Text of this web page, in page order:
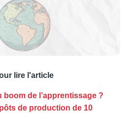
lire l'article
boom de l’apprentissage ?
de production de 10